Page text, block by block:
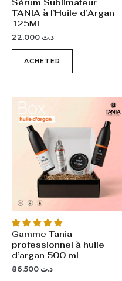
Sérum Sublimateur
TANIA à l’Huile d’Argan
125Ml
د.ت
ACHETER
Gamme Tania
professionnel à huile
d’argan 500 ml
د.ت